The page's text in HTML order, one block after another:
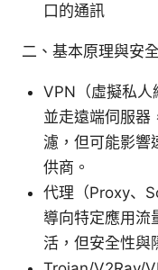
口的通訊
二、基本原理與安
VPN（虛擬私人
並走遠端伺服器
濾，但可能影響
供商。
代理（Proxy、
導向特定應用流
活，但安全性與